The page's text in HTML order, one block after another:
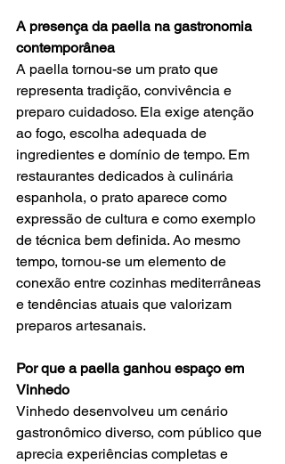
A presença da paella na gastronomia
contemporânea
A paella tornou-se um prato que
representa tradição, convivência e
preparo cuidadoso. Ela exige atenção
ao fogo, escolha adequada de
ingredientes e domínio de tempo. Em
restaurantes dedicados à culinária
espanhola, o prato aparece como
expressão de cultura e como exemplo
de técnica bem definida. Ao mesmo
tempo, tornou-se um elemento de
conexão entre cozinhas mediterrâneas
e tendências atuais que valorizam
preparos artesanais.
Por que a paella ganhou espaço em
Vinhedo
Vinhedo desenvolveu um cenário
gastronômico diverso, com público que
aprecia experiências completas e